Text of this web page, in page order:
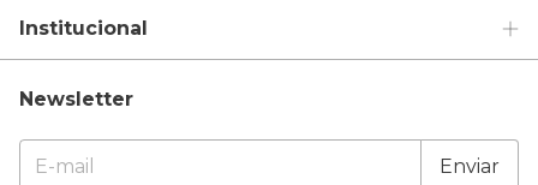
Institucional
Newsletter